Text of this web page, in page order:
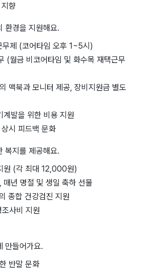
향
환경을 지원해요.
제 (코어타임 오후 1~5시)
(월금 비코어타임 및 화수목 재택근무
맥북과 모니터 제공, 장비지원금 별도
계발을 위한 비용 지원
시 피드백 문화
복지를 제공해요.
원 (각 최대 12,000원)
매년 명절 및 생일 축하 선물
종합 건강검진 지원
사비 지원
만들어가요.
반말 문화